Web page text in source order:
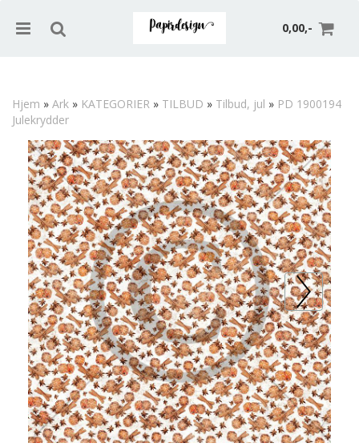
0,00,-
Hjem » Ark » KATEGORIER » TILBUD » Tilbud, jul » PD 1900194
Julekrydder
Prev
Trykk ENTER for å søke